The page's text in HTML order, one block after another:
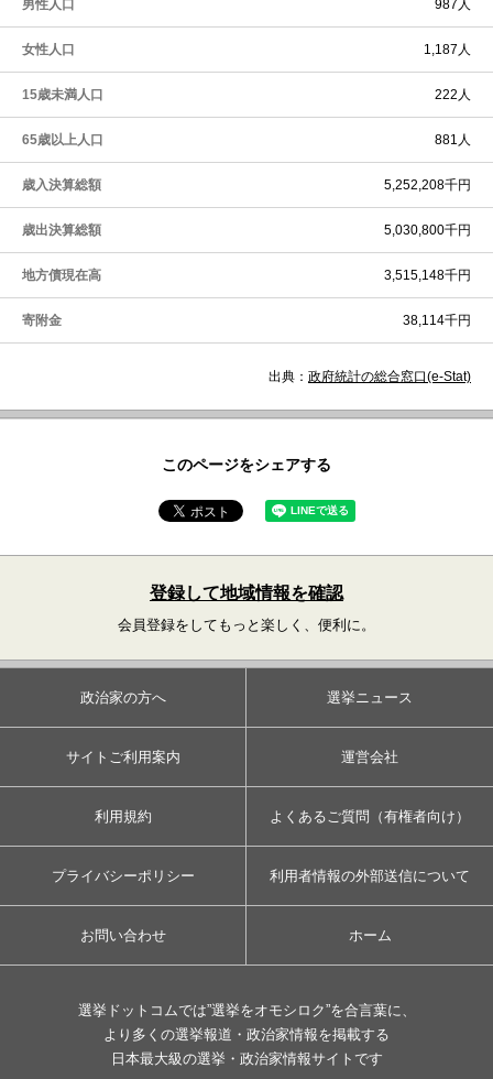
男性人口 987人
女性人口 1,187人
15歳未満人口 222人
65歳以上人口 881人
歳入決算総額 5,252,208千円
歳出決算総額 5,030,800千円
地方債現在高 3,515,148千円
寄附金 38,114千円
出典： 政府統計の総合窓口(e-Stat)
このページをシェアする
登録して地域情報を確認
会員登録をしてもっと楽しく、便利に。
政治家の方へ 選挙ニュース
サイトご利用案内 運営会社
利用規約 よくあるご質問（有権者向け）
プライバシーポリシー 利用者情報の外部送信について
お問い合わせ ホーム
選挙ドットコムでは”選挙をオモシロク”を合言葉に、
より多くの選挙報道・政治家情報を掲載する
日本最大級の選挙・政治家情報サイトです